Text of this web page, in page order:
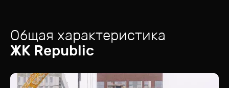
Общая характеристика
ЖК Republic